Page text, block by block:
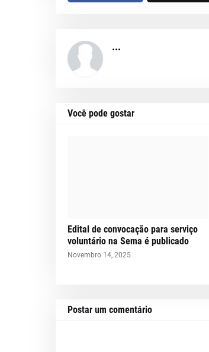
...
Você pode gostar
Edital de convocação para serviço
voluntário na Sema é publicado
Novembro 14, 2025
Postar um comentário